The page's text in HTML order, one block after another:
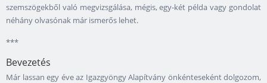
szemszögekből való megvizsgálása, mégis, egy-két példa vagy gondolat
néhány olvasónak már ismerős lehet.
***
Bevezetés
Már lassan egy éve az Igazgyöngy Alapítvány önkénteseként dolgozom,